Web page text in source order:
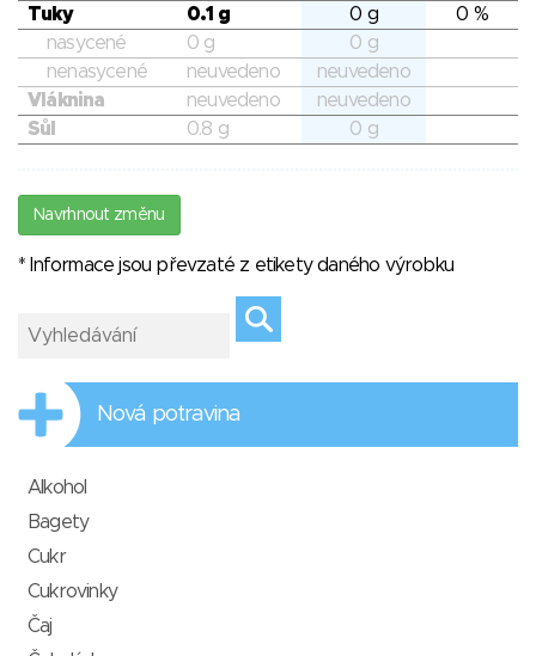
Tuky
0.1 g 0 g
0 %
nasycené
0 g
0 g
nenasycené
neuvedeno
neuvedeno
Vláknina
neuvedeno
neuvedeno
Sůl
0.8 g 0 g
Navrhnout změnu
* Informace jsou převzaté z etikety daného výrobku
Nová potravina
Alkohol
Bagety
Cukr
Cukrovinky
Čaj